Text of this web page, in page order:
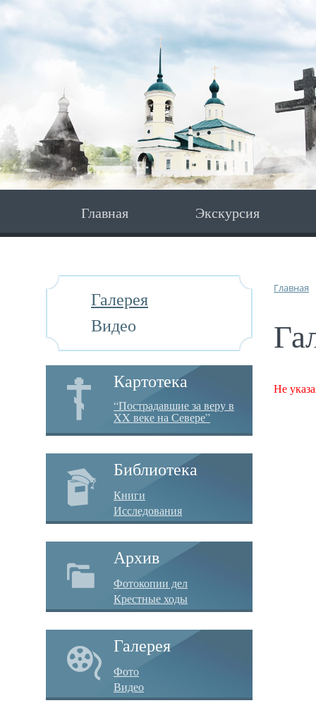
Главная Экскурсия
Галерея
Видео
Картотека
“Пострадавшие за веру в
XX веке на Севере”
Библиотека
Книги
Исследования
Архив
Фотокопии дел
Крестные ходы
Галерея
Фото
Видео
Главная
Не